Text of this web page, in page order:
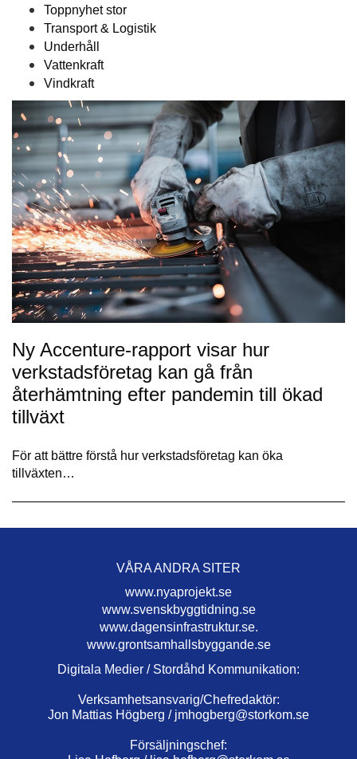
Toppnyhet stor
Transport & Logistik
Underhåll
Vattenkraft
Vindkraft
Ny Accenture-rapport visar hur
verkstadsföretag kan gå från
återhämtning efter pandemin till ökad
tillväxt
För att bättre förstå hur verkstadsföretag kan öka
tillväxten…
VÅRA ANDRA SITER
www.nyaprojekt.se
www.svenskbyggtidning.se
www.dagensinfrastruktur.se.
www.grontsamhallsbyggande.se
Digitala Medier / Stordåhd Kommunikation:
Verksamhetsansvarig/Chefredaktör:
Jon Mattias Högberg / jmhogberg@storkom.se
Försäljningschef: